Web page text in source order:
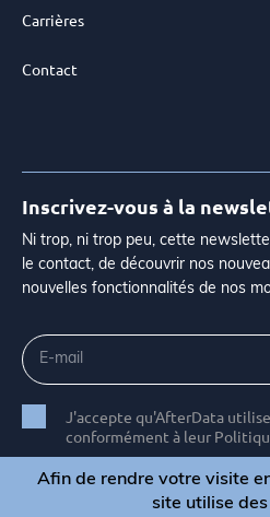
Carrières
Contact
Inscrivez-vous à la
Ni trop, ni trop peu, cette
le contact, de découvrir nos
nouvelles fonctionnalités de nos
J'accepte qu'AfterData
conformément à leur
Afin de rendre votre visite
site utilise des